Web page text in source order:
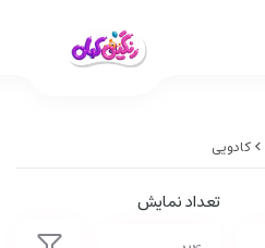
کادویی
تعداد نمایش